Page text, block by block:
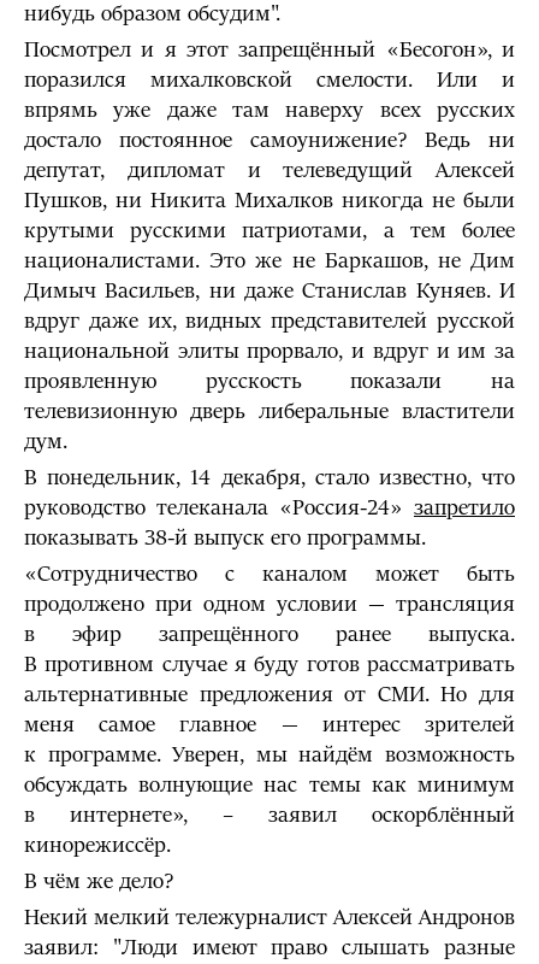
нибудь образом обсудим".
Посмотрел и я этот запрещённый «Бесогон», и
поразился михалковской смелости. Или и
впрямь уже даже там наверху всех русских
достало постоянное самоунижение? Ведь ни
депутат, дипломат и телеведущий Алексей
Пушков, ни Никита Михалков никогда не были
крутыми русскими патриотами, а тем более
националистами. Это же не Баркашов, не Дим
Димыч Васильев, ни даже Станислав Куняев. И
вдруг даже их, видных представителей русской
национальной элиты прорвало, и вдруг и им за
проявленную русскость показали на
телевизионную дверь либеральные властители
дум.
В понедельник, 14 декабря, стало известно, что
руководство телеканала «Россия-24» запретило
показывать 38-й выпуск его программы.
«Сотрудничество с каналом может быть
продолжено при одном условии — трансляция
в эфир запрещённого ранее выпуска.
В противном случае я буду готов рассматривать
альтернативные предложения от СМИ. Но для
меня самое главное — интерес зрителей
к программе. Уверен, мы найдём возможность
обсуждать волнующие нас темы как минимум
в интернете», – заявил оскорблённый
кинорежиссёр.
В чём же дело?
Некий мелкий тележурналист Алексей Андронов
заявил: "Люди имеют право слышать разные